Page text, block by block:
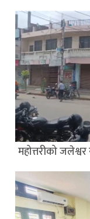
महोत्तरीको